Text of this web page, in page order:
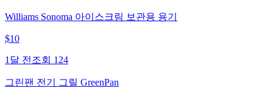
Williams Sonoma 아이스크림 보관용 용기
$10
1달 전 조회 124
그린팬 전기 그릴 GreenPan